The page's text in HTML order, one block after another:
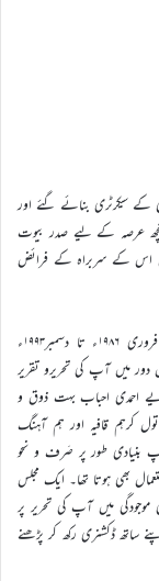
کے سیکرٹری بنائے گئے اور
کچھ عرصہ کے لیے صدر بیوت
اس کے سربراہ کے فرائض
آپ ایک کہنہ مشق مقرر، ادیب، صحافی اور شاعر تھے۔ فروری ۱۹۸۶ء تا دسمبر۱۹۹۳ء
دور میں آپ کی تحریرو تقریر
احمدی احباب بہت ذوق و
کرہم قافیہ اور ہم آہنگ
آپ بنیادی طور پر صَرف و نحو
بھی ہوتا تھا۔ ایک مجلس
میں آپ کی تحریر پر
ساتھ ڈکشنری رکھ کر پڑھنے